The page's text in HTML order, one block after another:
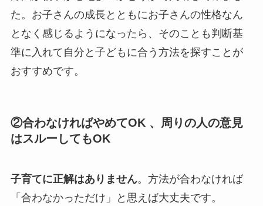
た。お子さんの成長とともにお子さんの性格なん
となく感じるようになったら、そのことも判断基
準に入れて自分と子どもに合う方法を探すことが
おすすめです。
②合わなければやめてOK 、周りの人の意見
はスルーしてもOK
子育てに正解はありません。方法が合わなければ
「合わなかっただけ」と思えば大丈夫です。